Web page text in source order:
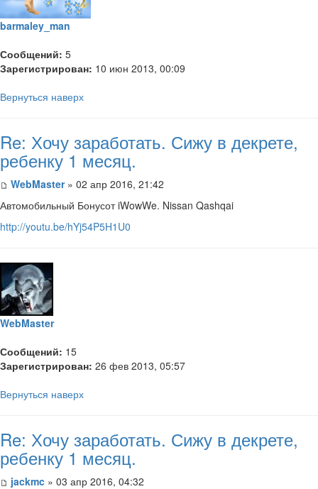
barmaley_man
Сообщений: 5
Зарегистрирован: 10 июн 2013, 00:09
Вернуться наверх
Re: Хочу заработать. Сижу в декрете,
ребенку 1 месяц.
WebMaster» 02 апр 2016, 21:42
Автомобильный Бонусот iWowWe. Nissan Qashqai
http://youtu.be/hYj54P5H1U0
WebMaster
Сообщений: 15
Зарегистрирован: 26 фев 2013, 05:57
Вернуться наверх
Re: Хочу заработать. Сижу в декрете,
ребенку 1 месяц.
jackmc » 03 апр 2016, 04:32